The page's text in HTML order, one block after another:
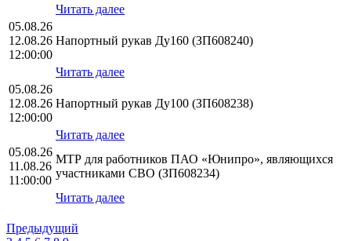
Читать далее
05.08.26
12.08.26
12:00:00
Напортный рукав Ду160 (ЗП608240)
Читать далее
05.08.26
12.08.26
12:00:00
Напортный рукав Ду100 (ЗП608238)
Читать далее
05.08.26
11.08.26
11:00:00
МТР для работников ПАО «Юнипро», являющихся
участниками СВО (ЗП608234)
Читать далее
Предыдущий